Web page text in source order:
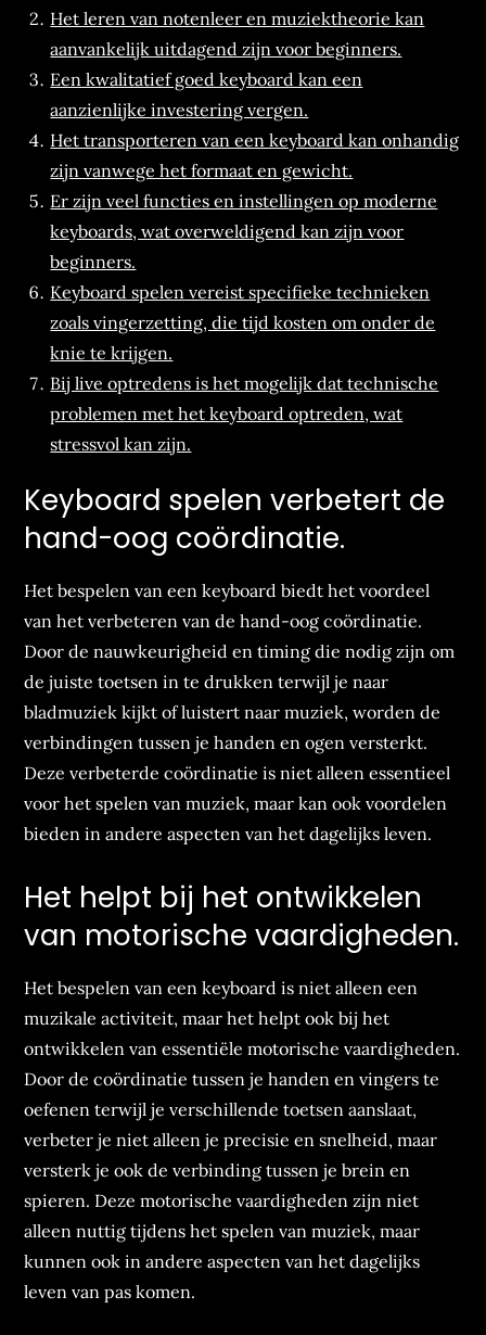
Het leren van notenleer en muziektheorie kan
aanvankelijk uitdagend zijn voor beginners.
Een kwalitatief goed keyboard kan een
aanzienlijke investering vergen.
Het transporteren van een keyboard kan onhandig
zijn vanwege het formaat en gewicht.
Er zijn veel functies en instellingen op moderne
keyboards, wat overweldigend kan zijn voor
beginners.
Keyboard spelen vereist specifieke technieken
zoals vingerzetting, die tijd kosten om onder de
knie te krijgen.
Bij live optredens is het mogelijk dat technische
problemen met het keyboard optreden, wat
stressvol kan zijn.
Keyboard spelen verbetert de
hand-oog coördinatie.
Het bespelen van een keyboard biedt het voordeel
van het verbeteren van de hand-oog coördinatie.
Door de nauwkeurigheid en timing die nodig zijn om
de juiste toetsen in te drukken terwijl je naar
bladmuziek kijkt of luistert naar muziek, worden de
verbindingen tussen je handen en ogen versterkt.
Deze verbeterde coördinatie is niet alleen essentieel
voor het spelen van muziek, maar kan ook voordelen
bieden in andere aspecten van het dagelijks leven.
Het helpt bij het ontwikkelen
van motorische vaardigheden.
Het bespelen van een keyboard is niet alleen een
muzikale activiteit, maar het helpt ook bij het
ontwikkelen van essentiële motorische vaardigheden.
Door de coördinatie tussen je handen en vingers te
oefenen terwijl je verschillende toetsen aanslaat,
verbeter je niet alleen je precisie en snelheid, maar
versterk je ook de verbinding tussen je brein en
spieren. Deze motorische vaardigheden zijn niet
alleen nuttig tijdens het spelen van muziek, maar
kunnen ook in andere aspecten van het dagelijks
leven van pas komen.